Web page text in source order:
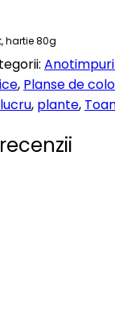
hartie 80g
, Planse de
, plante,